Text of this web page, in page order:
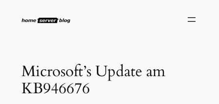
Inhalt
Microsoft’s Update am
KB946676